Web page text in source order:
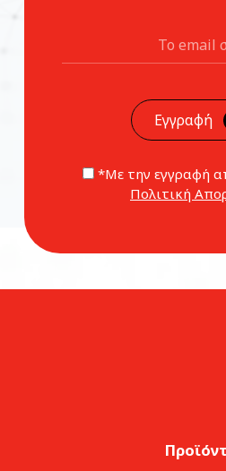
*Με την εγγραφή
Πολιτική